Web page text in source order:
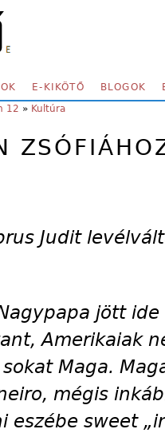
E-KIKÖTŐ BLOGOK
12 » Kultúra
Judit
jött
Amerikaiak
Maga.
mégis
eszébe sweet